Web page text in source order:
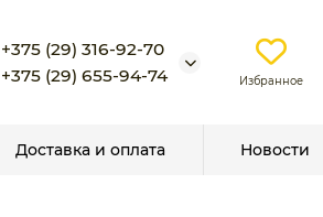
+375 (29) 316-92-70
+375 (29) 655-94-74
Избранное
Доставка и оплата Новости